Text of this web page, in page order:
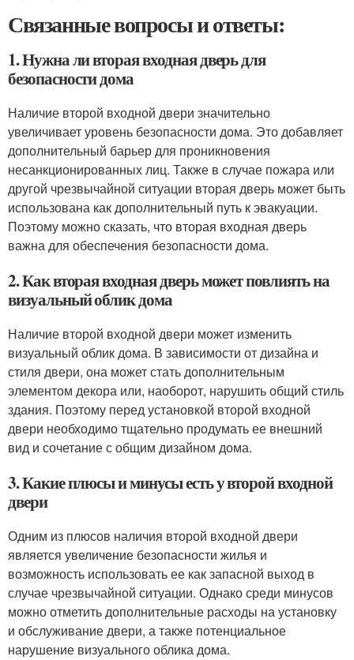
Связанные вопросы и ответы:
1. Нужна ли вторая входная дверь для
безопасности дома
Наличие второй входной двери значительно
увеличивает уровень безопасности дома. Это добавляет
дополнительный барьер для проникновения
несанкционированных лиц. Также в случае пожара или
другой чрезвычайной ситуации вторая дверь может быть
использована как дополнительный путь к эвакуации.
Поэтому можно сказать, что вторая входная дверь
важна для обеспечения безопасности дома.
2. Как вторая входная дверь может повлиять на
визуальный облик дома
Наличие второй входной двери может изменить
визуальный облик дома. В зависимости от дизайна и
стиля двери, она может стать дополнительным
элементом декора или, наоборот, нарушить общий стиль
здания. Поэтому перед установкой второй входной
двери необходимо тщательно продумать ее внешний
вид и сочетание с общим дизайном дома.
3. Какие плюсы и минусы есть у второй входной
двери
Одним из плюсов наличия второй входной двери
является увеличение безопасности жилья и
возможность использовать ее как запасной выход в
случае чрезвычайной ситуации. Однако среди минусов
можно отметить дополнительные расходы на установку
и обслуживание двери, а также потенциальное
нарушение визуального облика дома.